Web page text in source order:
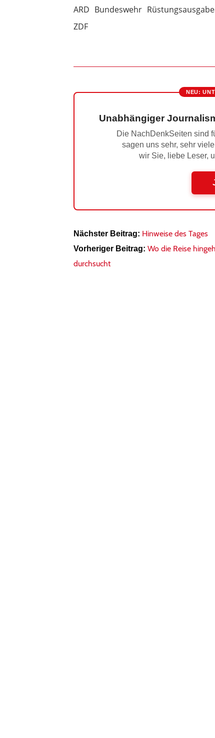
ARD Bundeswehr
ZDF
NEU:
Unabhängiger
Die NachDenkSeiten sind
sagen uns sehr, sehr
wir Sie, liebe Leser,
Nächster Beitrag: Hinweise des Tages
Vorheriger Beitrag: Wo die Reise
durchsucht